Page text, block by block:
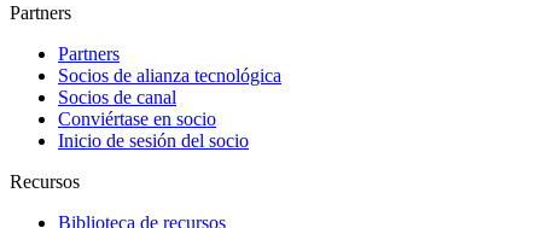
Partners
Partners
Socios de alianza tecnológica
Socios de canal
Conviértase en socio
Inicio de sesión del socio
Recursos
Biblioteca de recursos